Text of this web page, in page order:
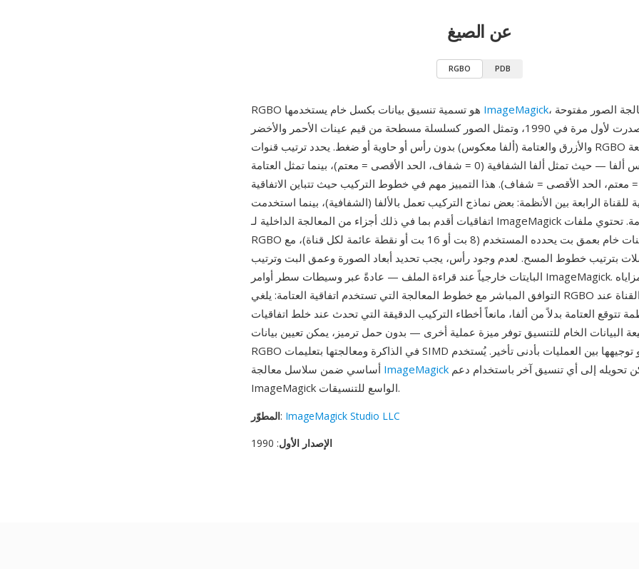
عن الصيغ
RGBO PDB
ImageMagick، حزمة معالجة الصور مفتوحة
المصدر التي صدرت لأول مرة في 1990، وتمثل الصور كسلسلة مسطحة من قيم عينات الأحمر والأخضر
والأزرق والعتامة (ألفا معكوس) بدون رأس أو حاوية أو ضغط. يحدد ترتيب قنوات RGBO أن القناة الرابعة
هي العتامة وليس ألفا — حيث تمثل ألفا الشفافية (0 = شفاف، الحد الأقصى = معتم)، بينما تمثل العتامة
العكس (0 = معتم، الحد الأقصى = شفاف). هذا التمييز مهم في خطوط التركيب حيث تتباين الاتفاقية
للقناة الرابعة بين الأنظمة: بعض نماذج التركيب تعمل بالألفا (الشفافية)، بينما استخدمت
اتفاقيات أقدم بما في ذلك أجزاء من المعالجة الداخلية لـ ImageMagick تاريخياً العتامة. تحتوي ملفات
RGBO على بيانات عينات خام بعمق بت يحدده المستخدم (8 بت أو 16 بت أو نقطة عائمة لكل قناة)، مع
بترتيب خطوط المسح. لعدم وجود رأس، يجب تحديد أبعاد الصورة وعمق البت وترتيب
البايتات خارجياً عند قراءة الملف — عادةً عبر وسيطات سطر أوامر ImageMagick. من أبرز مزاياه
التوافق المباشر مع خطوط المعالجة التي تستخدم اتفاقية العتامة: يلغي RGBO الحاجة لعكس القناة عند
تتوقع العتامة بدلاً من ألفا، مانعاً أخطاء التركيب الدقيقة التي تحدث عند خلط اتفاقيات
البيانات الخام للتنسيق توفر ميزة عملية أخرى — بدون حمل ترميز، يمكن تعيين بيانات
RGBO في الذاكرة ومعالجتها بتعليمات SIMD أو توجيهها بين العمليات بأدنى تأخير. يُستخدم RGBO بشكل
ImageMagick
ImageMagick الواسع للتنسيقات.
المطوّر: ImageMagick Studio LLC
الإصدار الأول: 1990